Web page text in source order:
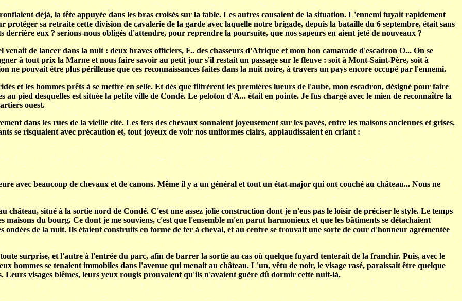
déjà, la tête appuyée dans les bras croisés sur la table. Les autres causaient de la situation. L'ennemi fuyait rapidement
sa retraite cette division de cavalerie de la garde avec laquelle notre brigade, depuis la bataille du 6 septembre, était sans
derrière eux ? serions-nous obligés d'attendre, pour reprendre la poursuite, que nos sapeurs en aient jeté de nouveaux ?
venait de lancer dans la nuit : deux braves officiers, F.. des chasseurs d'Afrique et mon bon camarade d'escadron O... On se
à tout prix la Marne et nous faire savoir au petit jour s'il restait un passage sur le fleuve : soit à Mont-Saint-Père, soit à
ne pouvait être plus périlleuse que ces reconnaissances faites dans la nuit noire, à travers un pays encore occupé par l'ennemi.
et les hommes prêts à se mettre en selle. Et dès que filtrèrent les premières lueurs de l'aube, mon escadron, désigné pour faire
pied desquelles est située la petite ville de Condé. Le peloton d'A... était en pointe. Je fus chargé avec le mien de reconnaître la
ouest.
dans les rues de la vieille cité. Les fers des chevaux sonnaient joyeusement sur les pavés, entre les maisons anciennes et grises.
se risquaient avec précaution et, tout joyeux de voir nos uniformes clairs, applaudissaient en criant :
avec beaucoup de chevaux et de canons. Même il y a un général et tout un état-major qui ont couché au château... Nous ne
château, situé à la sortie nord de Condé. C'est une assez jolie construction dont je n'eus pas le loisir de préciser le style. Le temps
du bourg. Ce dont je me souviens, c'est que l'ensemble m'en parut harmonieux et que les bâtiments se détachaient
de la nuit. Ils étaient construits en forme de fer à cheval, et au centre se trouvait une sorte de cour d'honneur agrémentée
surprise, et l'autre à l'entrée du parc, afin de barrer la sortie au cas où quelque fuyard tenterait de la franchir. Puis, avec le
hommes se tenaient immobiles dans l'avenue qui menait au château. L'un, vêtu de noir, le visage rasé, paraissait être quelque
visages blêmes, leurs yeux rougis prouvaient qu'ils n'avaient guère dû dormir cette nuit-là.